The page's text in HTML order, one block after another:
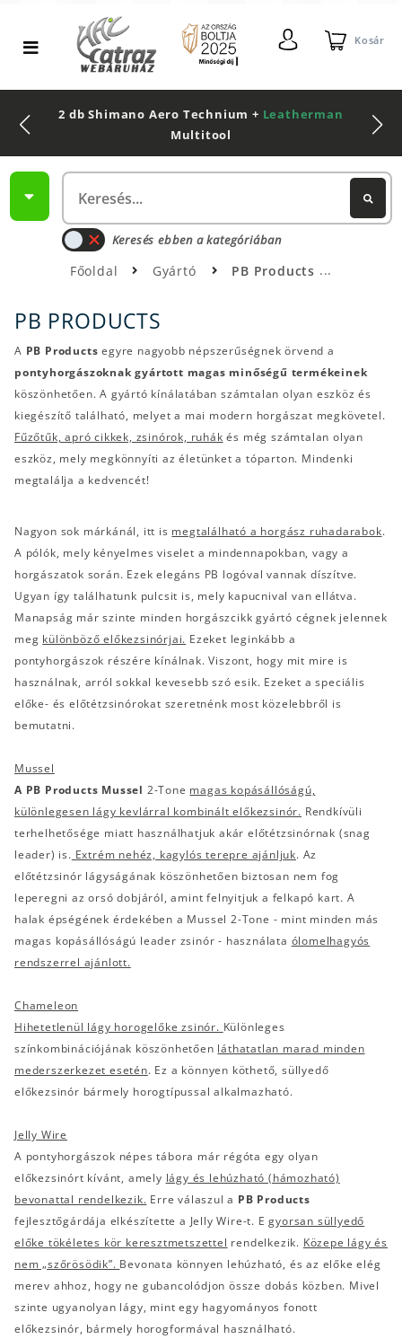
Kosár
2 db Shimano Aero Technium + Leatherman
Multitool
Keresés ebben a kategóriában
Főoldal Gyártó PB Products
PB PRODUCTS
A PB Products egyre nagyobb népszerűségnek örvend a
pontyhorgászoknak gyártott magas minőségű termékeinek
köszönhetően. A gyártó kínálatában számtalan olyan eszköz és
kiegészítő található, melyet a mai modern horgászat megkövetel.
Fűzőtűk, apró cikkek, zsinórok, ruhák és még számtalan olyan
eszköz, mely megkönnyíti az életünket a tóparton. Mindenki
megtalálja a kedvencét!
Nagyon sok márkánál, itt is megtalálható a horgász ruhadarabok.
A pólók, mely kényelmes viselet a mindennapokban, vagy a
horgászatok során. Ezek elegáns PB logóval vannak díszítve.
Ugyan így találhatunk pulcsit is, mely kapucnival van ellátva.
Manapság már szinte minden horgászcikk gyártó cégnek jelennek
meg különböző előkezsinórjai. Ezeket leginkább a
pontyhorgászok részére kínálnak. Viszont, hogy mit mire is
használnak, arról sokkal kevesebb szó esik. Ezeket a speciális
előke- és előtétzsinórokat szeretnénk most közelebbről is
bemutatni.
Mussel
A PB Products Mussel 2-Tone magas kopásállóságú,
különlegesen lágy kevlárral kombinált előkezsinór. Rendkívüli
terhelhetősége miatt használhatjuk akár előtétzsinórnak (snag
leader) is. Extrém nehéz, kagylós terepre ajánljuk. Az
előtétzsinór lágyságának köszönhetően biztosan nem fog
leperegni az orsó dobjáról, amint felnyitjuk a felkapó kart. A
halak épségének érdekében a Mussel 2-Tone - mint minden más
magas kopásállóságú leader zsinór - használata ólomelhagyós
rendszerrel ajánlott.
Chameleon
Hihetetlenül lágy horogelőke zsinór. Különleges
színkombinációjának köszönhetően láthatatlan marad minden
mederszerkezet esetén. Ez a könnyen köthető, süllyedő
előkezsinór bármely horogtípussal alkalmazható.
Jelly Wire
A pontyhorgászok népes tábora már régóta egy olyan
előkezsinórt kívánt, amely lágy és lehúzható (hámozható)
bevonattal rendelkezik. Erre válaszul a PB Products
fejlesztőgárdája elkészítette a Jelly Wire-t. Egyorsan süllyedő
előke tökéletes kör keresztmetszettel rendelkezik. Közepe lágy és
nem „szőrösödik”. Bevonata könnyen lehúzható, és az előke elég
merev ahhoz, hogy ne gubancolódjon össze dobás közben. Mivel
szinte ugyanolyan lágy, mint egy hagyományos fonott
előkezsinór, bármely horogformával használható.